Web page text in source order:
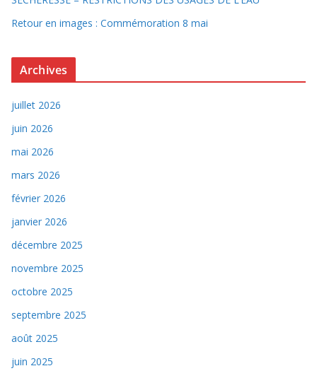
Retour en images : Commémoration 8 mai
Archives
juillet 2026
juin 2026
mai 2026
mars 2026
février 2026
janvier 2026
décembre 2025
novembre 2025
octobre 2025
septembre 2025
août 2025
juin 2025